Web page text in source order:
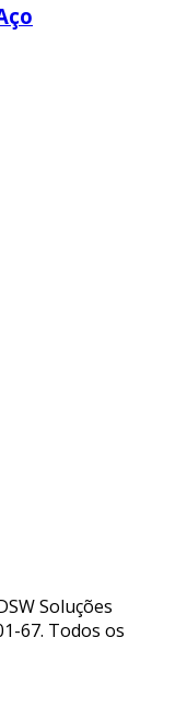
Soluções
67. Todos os